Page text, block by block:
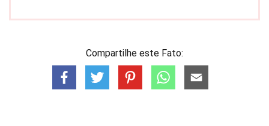
Compartilhe este Fato: